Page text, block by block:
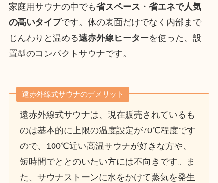
家庭用サウナの中でも省スペース・省エネで人気
の高いタイプです。体の表面だけでなく内部まで
じんわりと温める遠赤外線ヒーターを使った、設
置型のコンパクトサウナです。
遠赤外線式サウナのデメリット
遠赤外線式サウナは、現在販売されているも
のは基本的に上限の温度設定が70℃程度です
ので、100℃近い高温サウナが好きな方や、
短時間でととのいたい方には不向きです。ま
た、サウナストーンに水をかけて蒸気を発生